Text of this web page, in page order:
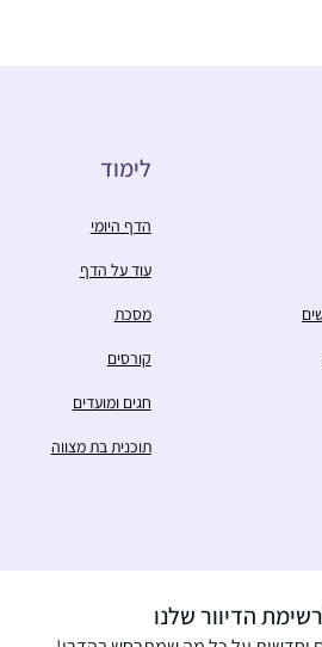
לימוד
הדף היומי
עוד על הדף
מסכת
קורסים
חגים ומועדים
תוכנית בת מצווה
הדיוור שלנו